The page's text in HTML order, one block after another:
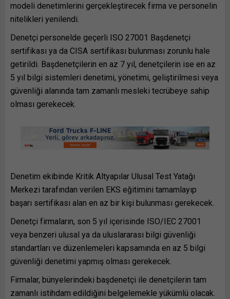
modeli denetimlerini gerçekleştirecek firma ve personelin
nitelikleri yenilendi.
Denetçi personelde geçerli ISO 27001 Başdenetçi
sertifikası ya da CISA sertifikası bulunması zorunlu hale
getirildi. Başdenetçilerin en az 7 yıl, denetçilerin ise en az
5 yıl bilgi sistemleri denetimi, yönetimi, geliştirilmesi veya
güvenliği alanında tam zamanlı mesleki tecrübeye sahip
olması gerekecek.
Denetim ekibinde Kritik Altyapılar Ulusal Test Yatağı
Merkezi tarafından verilen EKS eğitimini tamamlayıp
başarı sertifikası alan en az bir kişi bulunması gerekecek.
Denetçi firmaların, son 5 yıl içerisinde ISO/IEC 27001
veya benzeri ulusal ya da uluslararası bilgi güvenliği
standartları ve düzenlemeleri kapsamında en az 5 bilgi
güvenliği denetimi yapmış olması gerekecek.
Firmalar, bünyelerindeki başdenetçi ile denetçilerin tam
zamanlı istihdam edildiğini belgelemekle yükümlü olacak.